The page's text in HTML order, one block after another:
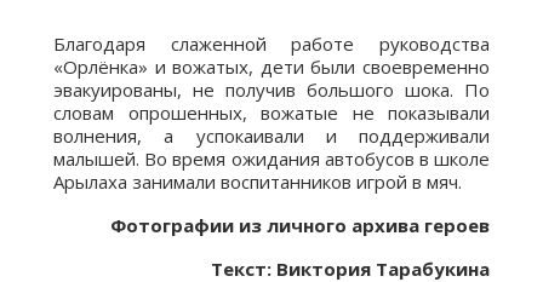
Благодаря слаженной работе руководства
«Орлёнка» и вожатых, дети были своевременно
эвакуированы, не получив большого шока. По
словам опрошенных, вожатые не показывали
волнения, а успокаивали и поддерживали
малышей. Во время ожидания автобусов в школе
Арылаха занимали воспитанников игрой в мяч.
Фотографии из личного архива героев
Текст: Виктория Тарабукина